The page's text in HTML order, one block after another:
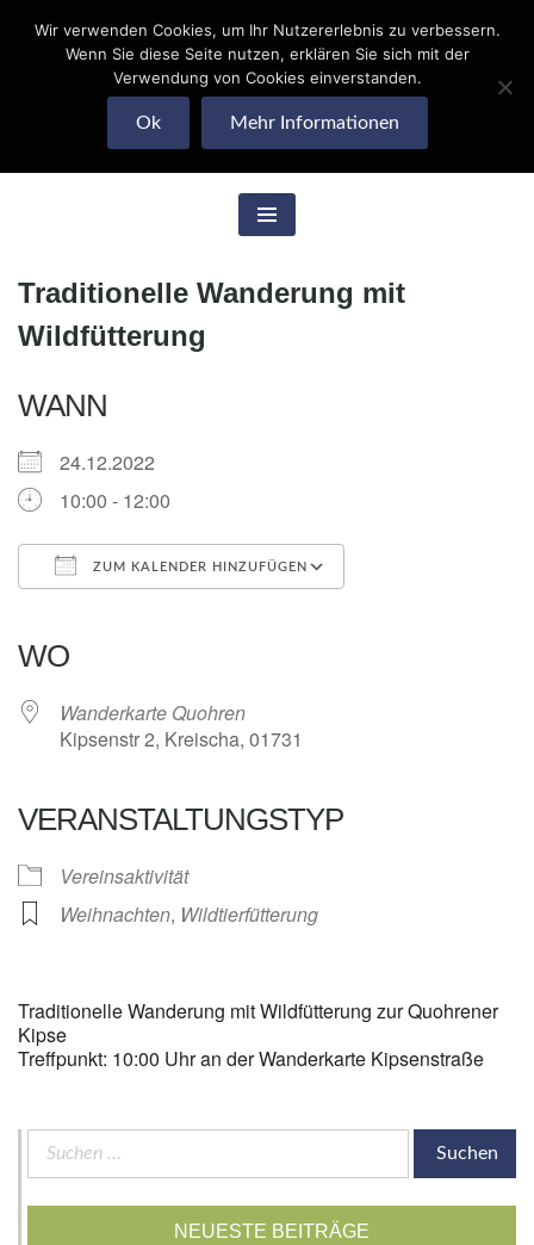
Quohrener Leben
e.V.
Traditionelle Wanderung mit
Wildfütterung
WANN
24.12.2022
10:00 - 12:00
ZUM KALENDER HINZUFÜGEN
WO
Wanderkarte Quohren
Kipsenstr 2, Kreischa, 01731
VERANSTALTUNGSTYP
Vereinsaktivität
Weihnachten, Wildtierfütterung
Traditionelle Wanderung mit Wildfütterung zur Quohrener
Kipse
Treffpunkt: 10:00 Uhr an der Wanderkarte Kipsenstraße
Suchen
NEUESTE BEITRÄGE
Wir verwenden Cookies, um Ihr Nutzererlebnis zu verbessern.
Wenn Sie diese Seite nutzen, erklären Sie sich mit der
Verwendung von Cookies einverstanden.
Ok Mehr Informationen